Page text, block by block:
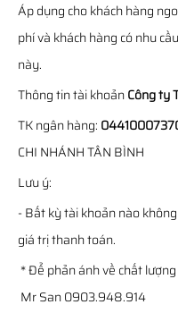
Áp dụng cho khách hàng
phí và khách hàng có nhu
này.
Thông tin tài khoảnCông ty
TK ngân hàng:
CHI NHÁNH TÂN BÌNH
Lưu ý:
- Bất kỳ tài khoản nào
giá trị thanh toán.
* Để phản ánh về chất
Mr San 0903.948.914